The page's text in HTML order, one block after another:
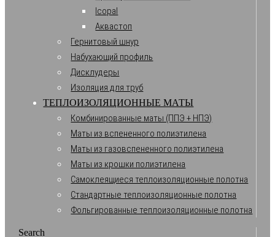
Icopal
Аквастоп
Гернитовый шнур
Набухающий профиль
Дисклудеры
Изоляция для труб
ТЕПЛОИЗОЛЯЦИОННЫЕ МАТЫ
Комбинированные маты (ППЭ + НПЭ)
Маты из вспененного полиэтилена
Маты из газовспененного полиэтилена
Маты из крошки полиэтилена
Самоклеящиеся теплоизоляционные полотна
Стандартные теплоизоляционные полотна
Фольгированные теплоизоляционные полотна
Search